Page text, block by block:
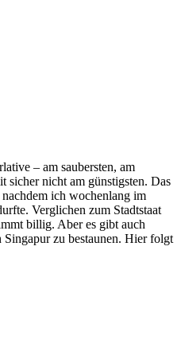
– am saubersten, am
sicher nicht am günstigsten. Das
ich wochenlang im
Verglichen zum Stadtstaat
billig. Aber es gibt auch
zu bestaunen. Hier folgt